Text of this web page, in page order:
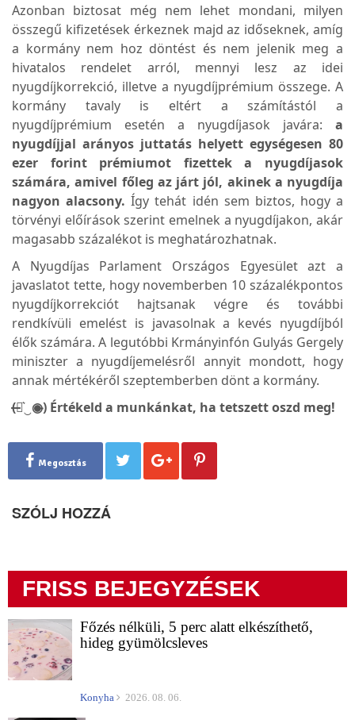
Azonban biztosat még nem lehet mondani, milyen
összegű kifizetések érkeznek majd az időseknek, amíg
a kormány nem hoz döntést és nem jelenik meg a
hivatalos rendelet arról, mennyi lesz az idei
nyugdíjkorrekció, illetve a nyugdíjprémium összege. A
kormány tavaly is eltért a számítástól a
nyugdíjprémium esetén a nyugdíjasok javára: a
nyugdíjjal arányos juttatás helyett egységesen 80
ezer forint prémiumot fizettek a nyugdíjasok
számára, amivel főleg az járt jól, akinek a nyugdíja
nagyon alacsony. Így tehát idén sem biztos, hogy a
törvényi előírások szerint emelnek a nyugdíjakon, akár
magasabb százalékot is meghatározhatnak.
A Nyugdíjas Parlament Országos Egyesület azt a
javaslatot tette, hogy novemberben 10 százalékpontos
nyugdíjkorrekciót hajtsanak végre és további
rendkívüli emelést is javasolnak a kevés nyugdíjból
élők számára. A legutóbbi Krmányinfón Gulyás Gergely
miniszter a nyugdíjemelésről annyit mondott, hogy
annak mértékéről szeptemberben dönt a kormány.
(̶◉͛‿◉̶) Értékeld a munkánkat, ha tetszett oszd meg!
Megosztás
SZÓLJ HOZZÁ
FRISS BEJEGYZÉSEK
Főzés nélküli, 5 perc alatt elkészíthető,
hideg gyümölcsleves
Konyha 2026. 08. 06.